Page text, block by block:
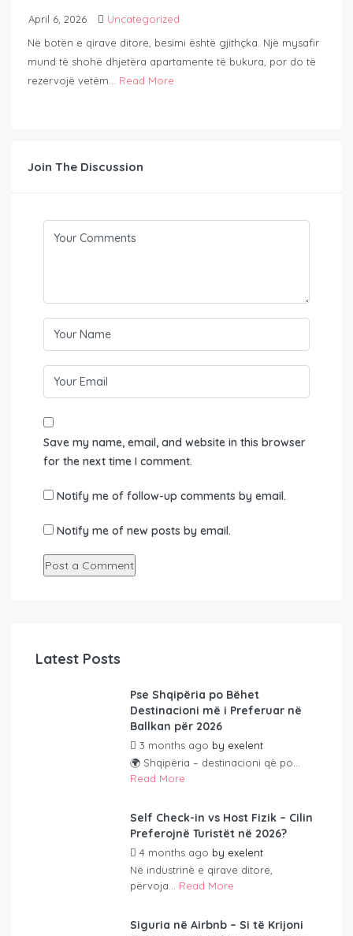
April 6, 2026
Uncategorized
Në botën e qirave ditore, besimi është gjithçka. Një mysafir
mund të shohë dhjetëra apartamente të bukura, por do të
rezervojë vetëm... Read More
Join The Discussion
Save my name, email, and website in this browser
for the next time I comment.
Notify me of follow-up comments by email.
Notify me of new posts by email.
Latest Posts
Pse Shqipëria po Bëhet
Destinacioni më i Preferuar në
Ballkan për 2026
3 months ago by exelent
🌍 Shqipëria – destinacioni që po...
Read More
Self Check-in vs Host Fizik – Cilin
Preferojnë Turistët në 2026?
4 months ago by exelent
Në industrinë e qirave ditore,
përvoja... Read More
Siguria në Airbnb – Si të Krijoni